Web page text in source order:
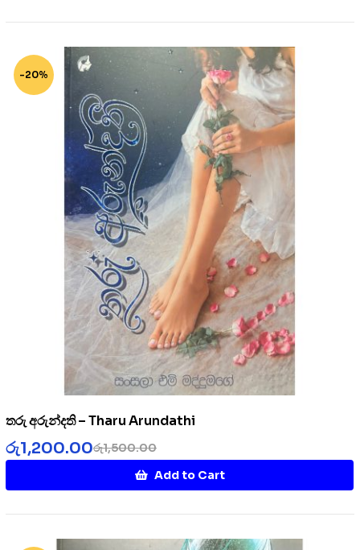
-20%
තරු අරුන්දති – Tharu Arundathi
රු1,500.00
රු1,200.00
Add to Cart